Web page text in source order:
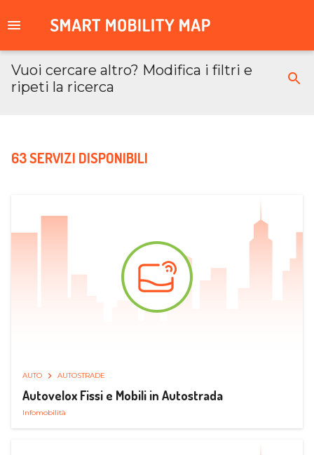
Vuoi cercare altro? Modifica i filtri e
ripeti la ricerca
63 SERVIZI DISPONIBILI
AUTO AUTOSTRADE
Autovelox Fissi e Mobili in Autostrada
Infomobilità